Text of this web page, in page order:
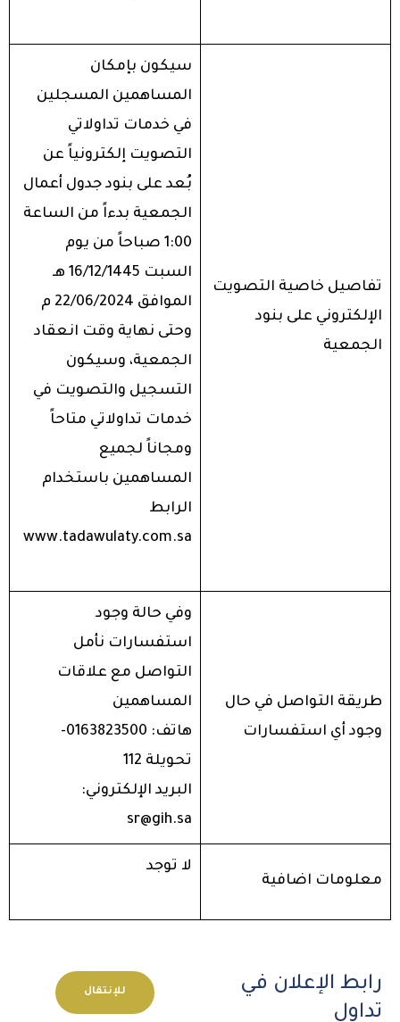
تفاصيل خاصية التصويت
الإلكتروني على بنود
الجمعية
سيكون بإمكان
المساهمين المسجلين
في خدمات تداولاتي
التصويت إلكترونياً عن
بُعد على بنود جدول أعمال
الجمعية بدءاً من الساعة
1:00 صباحاً من يوم
السبت 16/12/1445 هـ
الموافق 22/06/2024 م
وحتى نهاية وقت انعقاد
الجمعية، وسيكون
التسجيل والتصويت في
خدمات تداولاتي متاحاً
ومجاناً لجميع
المساهمين باستخدام
الرابط
www.tadawulaty.com.sa
طريقة التواصل في حال
وجود أي استفسارات
وفي حالة وجود
استفسارات نأمل
التواصل مع علاقات
المساهمين
هاتف: 0163823500-
تحويلة 112
البريد الإلكتروني:
sr@gih.sa
معلومات اضافية
لا توجد
رابط الإعلان في
تداول
للإنتقال